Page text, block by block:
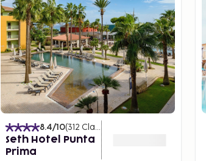
8.4/10(312 Classificações
Seth Hotel Punta
Prima